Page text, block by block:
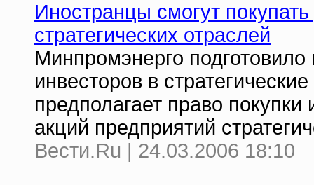
Иностранцы смогут
стратегических отраслей
Минпромэнерго
инвесторов в
предполагает право
акций предприятий
Вести.Ru | 24.03.2006 18:10